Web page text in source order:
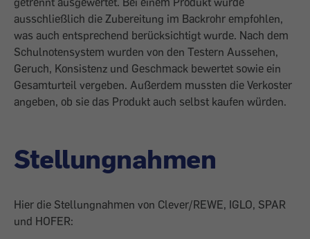
ausschließlich die Zubereitung im Backrohr empfohlen,
was auch entsprechend berücksichtigt wurde. Nach dem
Schulnotensystem wurden von den Testern Aussehen,
Geruch, Konsistenz und Geschmack bewertet sowie ein
Gesamturteil vergeben. Außerdem mussten die Verkoster
angeben, ob sie das Produkt auch selbst kaufen würden.
Stellungnahmen
Hier die Stellungnahmen von Clever/REWE, IGLO, SPAR
und HOFER: